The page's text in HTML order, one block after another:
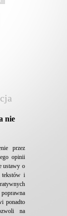
nie
przez
opinii
ustawy o
tekstów i
ponadto
na